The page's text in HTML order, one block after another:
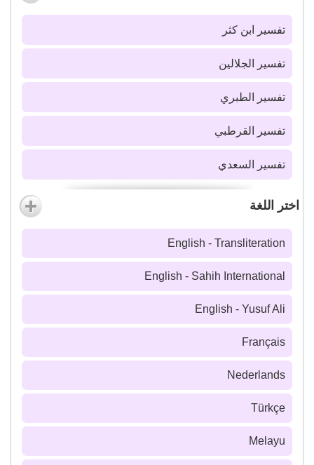
تفسير ابن كثر
تفسير الجلالين
تفسير الطبري
تفسير القرطبي
تفسير السعدي
اختر اللغة
English - Transliteration
English - Sahih International
English - Yusuf Ali
Français
Nederlands
Türkçe
Melayu